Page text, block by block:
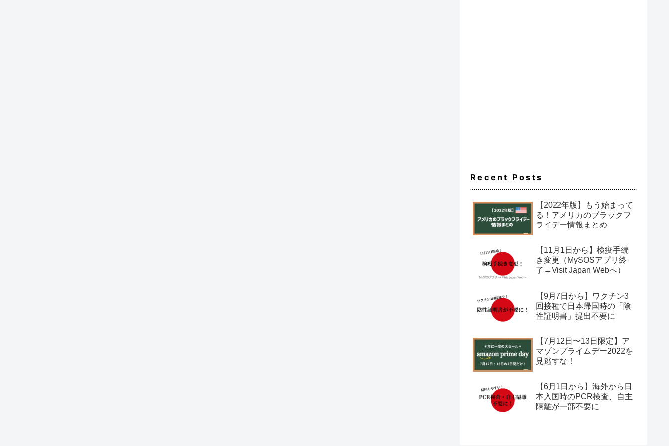
Recent Posts
【2022年版】もう始まって
る！アメリカのブラックフ
ライデー情報まとめ
【11月1日から】検疫手続
き変更（MySOSアプリ終
了→Visit Japan Webへ）
【9月7日から】ワクチン3
回接種で日本帰国時の「陰
性証明書」提出不要に
【7月12日〜13日限定】ア
マゾンプライムデー2022を
見逃すな！
【6月1日から】海外から日
本入国時のPCR検査、自主
隔離が一部不要に